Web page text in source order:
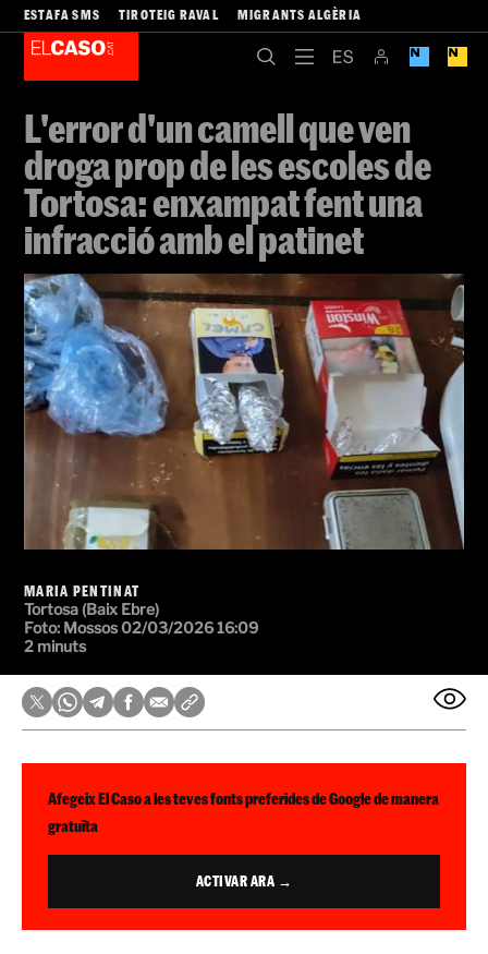
ESTAFA SMS TIROTEIG RAVAL MIGRANTS ALGÈRIA
L'error d'un camell que ven
droga prop de les escoles de
Tortosa: enxampat fent una
infracció amb el patinet
MARIA PENTINAT
Tortosa (Baix Ebre)
Foto: Mossos02/03/2026 16:09
2 minuts
Afegeix El Caso a les teves fonts preferides de Google de manera
gratuïta
ACTIVAR ARA →